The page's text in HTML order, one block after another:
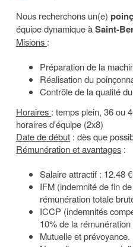
Nous recherchons un(e)
équipe dynamique àSaint-
Misions :
Préparation de la
Réalisation du
Contrôle de la qualité
Horaires : temps plein, 36 ou
horaires d'équipe (2x8)
Date de début : dès que
Rémunération et avantages :
Salaire attractif : 12.48
IFM (indemnité de fin
rémunération totale
ICCP (indemnités
10% de la
Mutuelle et prévoyance.